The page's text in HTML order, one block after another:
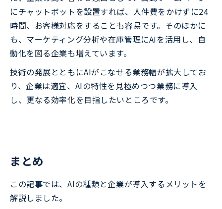
にチャットボットを設置すれば、人件費をかけずに24
時間、お客様対応をすることも容易です。そのほかに
も、マーケティング分析や在庫管理にAIを活用し、自
動化を図る企業も増えています。
技術の発展とともにAIがこなせる業務幅が拡大してお
り、企業は適宜、AIの特性を見極めつつ業務に導入
し、更なる効率化を目指したいところです。
まとめ
この記事では、AIの種類と企業が導入するメリットを
解説しました。